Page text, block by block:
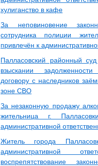
хулиганство в кафе
За неповиновение
сотрудника полиции
привлечён к
Палласовский районный
взыскании
договору с наследников
зоне СВО
За незаконную продажу
жительница г.
административной
Житель города
административной
воспрепятствование